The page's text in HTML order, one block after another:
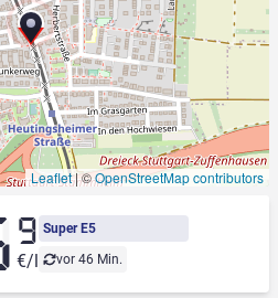
Leaflet|©OpenStreetMap contributors
Super E5
vor 46 Min.
9
€/l